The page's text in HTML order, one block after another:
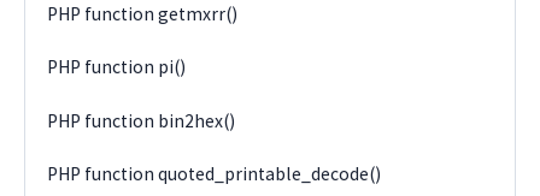
PHP function getmxrr()
PHP function pi()
PHP function bin2hex()
PHP function quoted_printable_decode()